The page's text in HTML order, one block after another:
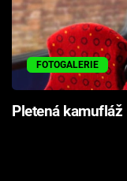
Přihlášení
Sledujte nás
FOTOGALERIE
Pletená kamufláž